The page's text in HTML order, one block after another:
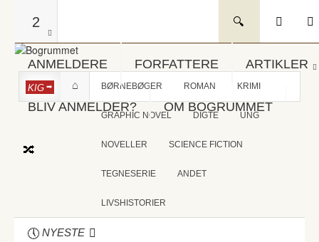
2
ANMELDERE FORFATTERE ARTIKLER
BLIV ANMELDER? OM BOGRUMMET
KIG BØRNEBØGER ROMAN KRIMI
GRAPHIC NOVEL DIGTE UNG
NOVELLER SCIENCE FICTION
TEGNESERIE ANDET
LIVSHISTORIER
NYESTE